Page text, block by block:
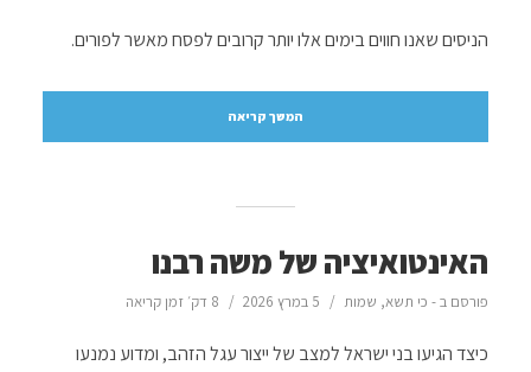
הניסים שאנו חווים בימים אלו יותר קרובים לפסח מאשר לפורים.
המשך קריאה
האינטואיציה של משה רבנו
פורסם ב - כי תשא, שמות 5 במרץ 2026 8 דק׳ זמן קריאה
כיצד הגיעו בני ישראל למצב של ייצור עגל הזהב, ומדוע נמנעו